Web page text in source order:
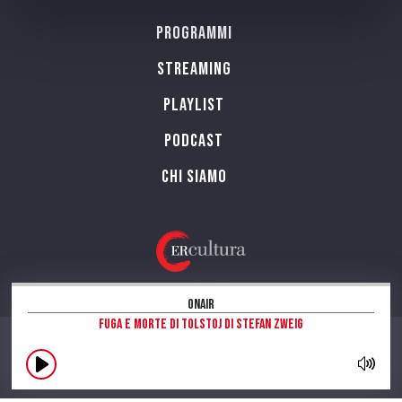
OnAir
Fuga e morte di Tolstoj di Stefan Zweig
Programmi
Streaming
Playlist
PODCAST
Chi siamo